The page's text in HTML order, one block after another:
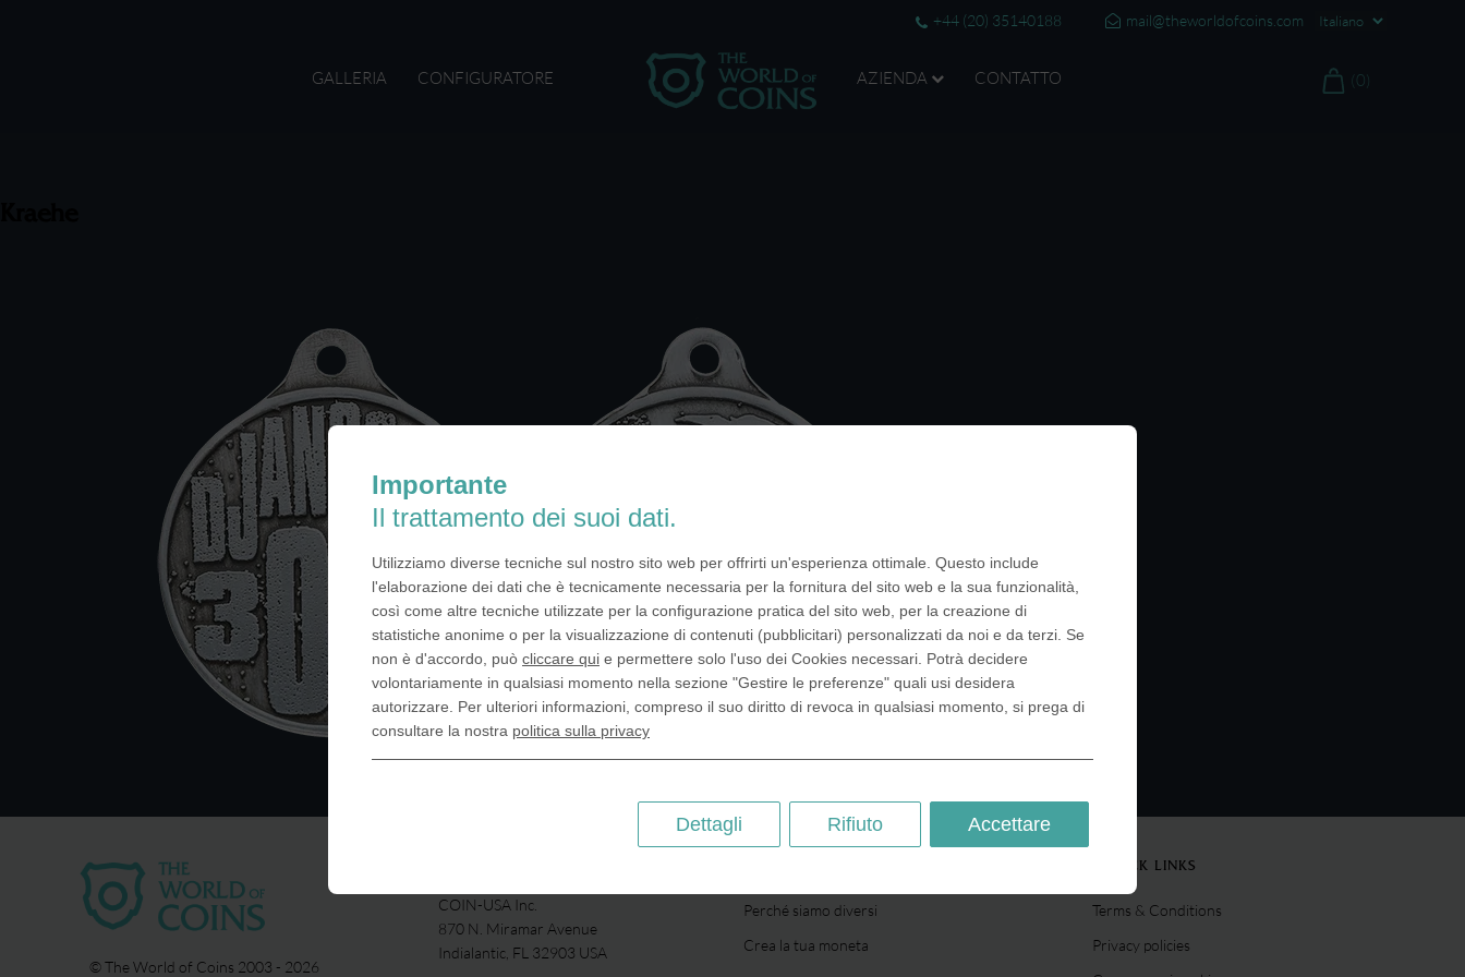
mail@theworldofcoins.com
+44 (20) 35140188
GALLERIA CONFIGURATORE AZIENDA CONTATTO (0)
© The World of Coins 2003 - 2026
COIN-USA Inc.
870 N. Miramar Avenue
Indialantic, FL 32903 USA
Perché siamo diversi
Crea la tua moneta
QUICK LINKS
Terms & Conditions
Privacy policies
Importante
Il trattamento dei suoi dati.
Utilizziamo diverse tecniche sul nostro sito web per offrirti un'esperienza ottimale. Questo include
l'elaborazione dei dati che è tecnicamente necessaria per la fornitura del sito web e la sua funzionalità,
così come altre tecniche utilizzate per la configurazione pratica del sito web, per la creazione di
statistiche anonime o per la visualizzazione di contenuti (pubblicitari) personalizzati da noi e da terzi. Se
non è d'accordo, può cliccare qui e permettere solo l'uso dei Cookies necessari. Potrà decidere
volontariamente in qualsiasi momento nella sezione "Gestire le preferenze" quali usi desidera
autorizzare. Per ulteriori informazioni, compreso il suo diritto di revoca in qualsiasi momento, si prega di
consultare la nostra politica sulla privacy
Accettare
Rifiuto
Dettagli